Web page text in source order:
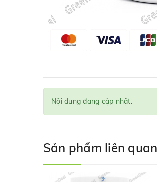
Nội dung đang cập nhật.
Sản phẩm liên quan